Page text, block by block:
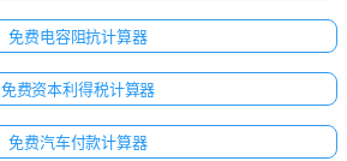
免费电容阻抗计算器
免费资本利得税计算器
免费汽车付款计算器